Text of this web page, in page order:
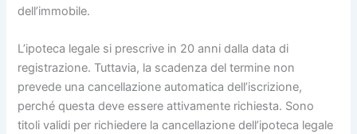
dell’immobile.
L’ipoteca legale si prescrive in 20 anni dalla data di
registrazione. Tuttavia, la scadenza del termine non
prevede una cancellazione automatica dell’iscrizione,
perché questa deve essere attivamente richiesta. Sono
titoli validi per richiedere la cancellazione dell’ipoteca legale